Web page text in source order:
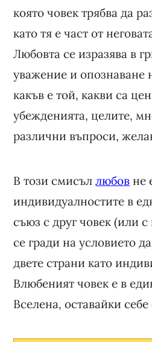
която човек трябва да
като тя е част от
Любовта се изразява в
уважение и опознаване
какъв е той, какви са
убежденията, целите,
различни въпроси,
В този смисъллюбов не
индивидуалностите в
съюз с друг човек (или
се гради на условието
двете страни като
Влюбеният човек е в
Вселена, оставайки себе